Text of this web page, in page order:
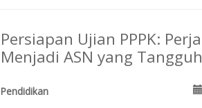
Persiapan Ujian PPPK:
Menjadi ASN yang Tangguh
Pendidikan